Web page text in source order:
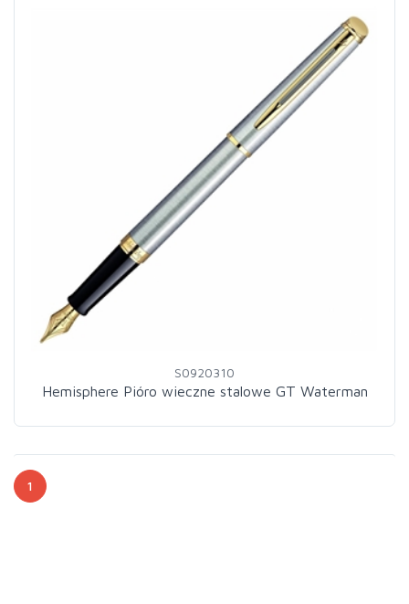
S0920310
Hemisphere Pióro wieczne stalowe GT Waterman
1